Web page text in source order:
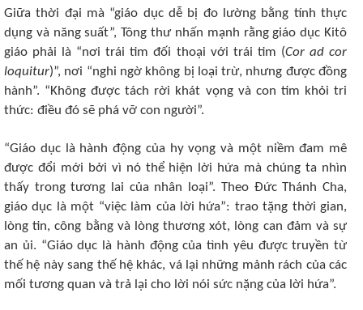
Giữa thời đại mà “giáo dục dễ bị đo lường bằng tính thực
dụng và năng suất”, Tông thư nhấn mạnh rằng giáo dục Kitô
giáo phải là “nơi trái tim đối thoại với trái tim (Cor ad cor
loquitur)”, nơi “nghi ngờ không bị loại trừ, nhưng được đồng
hành”. “Không được tách rời khát vọng và con tim khỏi tri
thức: điều đó sẽ phá vỡ con người”.
“Giáo dục là hành động của hy vọng và một niềm đam mê
được đổi mới bởi vì nó thể hiện lời hứa mà chúng ta nhìn
thấy trong tương lai của nhân loại”. Theo Đức Thánh Cha,
giáo dục là một “việc làm của lời hứa”: trao tặng thời gian,
lòng tin, công bằng và lòng thương xót, lòng can đảm và sự
an ủi. “Giáo dục là hành động của tình yêu được truyền từ
thế hệ này sang thế hệ khác, vá lại những mảnh rách của các
mối tương quan và trả lại cho lời nói sức nặng của lời hứa”.